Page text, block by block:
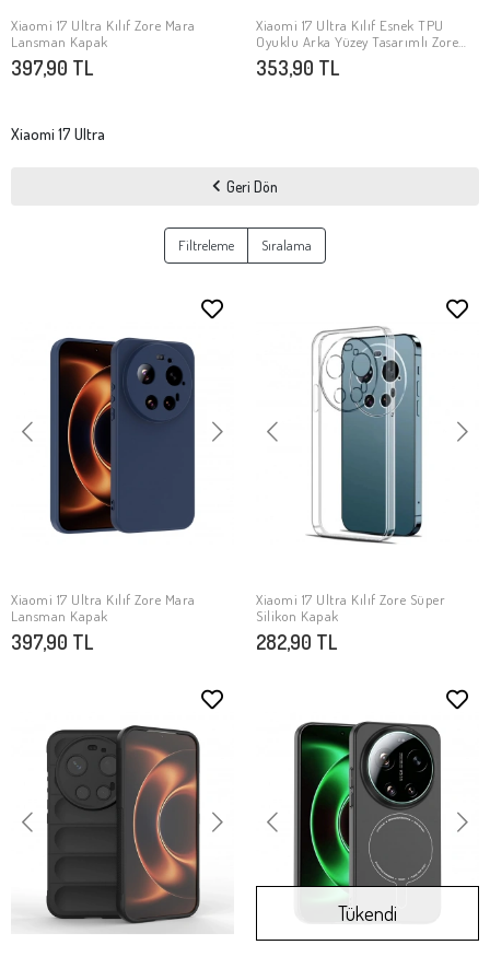
SEPETE EKLE
Xiaomi 17 Ultra Kılıf Zore Mara
Lansman Kapak
397,90 TL
SEPETE EKLE
Xiaomi 17 Ultra Kılıf Esnek TPU
Oyuklu Arka Yüzey Tasarımlı Zore
Etnik Silikon Kapak
353,90 TL
Xiaomi 17 Ultra
Geri Dön
Filtreleme Sıralama
SEPETE EKLE
Xiaomi 17 Ultra Kılıf Zore Mara
Lansman Kapak
397,90 TL
SEPETE EKLE
Xiaomi 17 Ultra Kılıf Zore Süper
Silikon Kapak
282,90 TL
Tükendi